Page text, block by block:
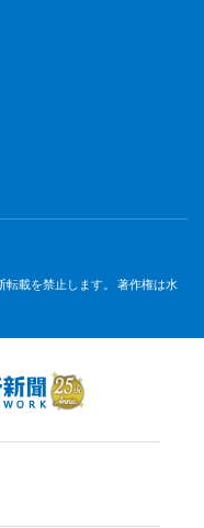
載を禁止します。 著作権は水